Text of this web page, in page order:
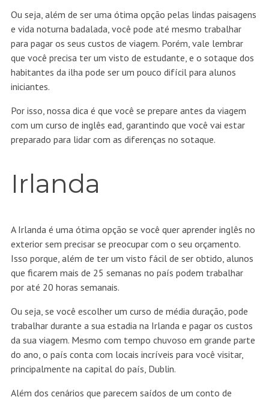
Ou seja, além de ser uma ótima opção pelas lindas paisagens
e vida noturna badalada, você pode até mesmo trabalhar
para pagar os seus custos de viagem. Porém, vale lembrar
que você precisa ter um visto de estudante, e o sotaque dos
habitantes da ilha pode ser um pouco difícil para alunos
iniciantes.
Por isso, nossa dica é que você se prepare antes da viagem
com um curso de inglês ead, garantindo que você vai estar
preparado para lidar com as diferenças no sotaque.
Irlanda
A Irlanda é uma ótima opção se você quer aprender inglês no
exterior sem precisar se preocupar com o seu orçamento.
Isso porque, além de ter um visto fácil de ser obtido, alunos
que ficarem mais de 25 semanas no país podem trabalhar
por até 20 horas semanais.
Ou seja, se você escolher um curso de média duração, pode
trabalhar durante a sua estadia na Irlanda e pagar os custos
da sua viagem. Mesmo com tempo chuvoso em grande parte
do ano, o país conta com locais incríveis para você visitar,
principalmente na capital do país, Dublin.
Além dos cenários que parecem saídos de um conto de